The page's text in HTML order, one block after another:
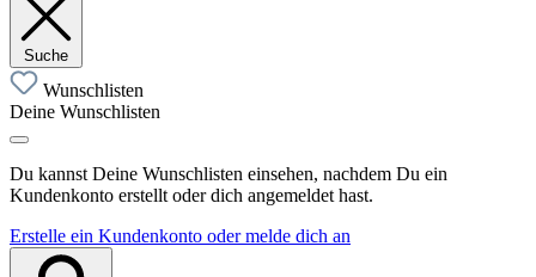
Suche
Wunschlisten
Deine Wunschlisten
Du kannst Deine Wunschlisten einsehen, nachdem Du ein
Kundenkonto erstellt oder dich angemeldet hast.
Erstelle ein Kundenkonto oder melde dich an